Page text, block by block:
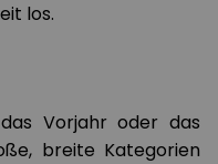
los.
Vorjahr oder das
breite Kategorien